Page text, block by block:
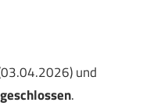
und
geschlossen.